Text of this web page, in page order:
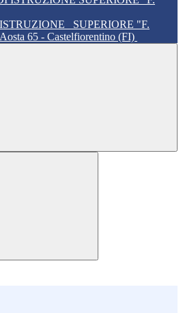
SUPERIORE "F.
65 - Castelfiorentino (FI)